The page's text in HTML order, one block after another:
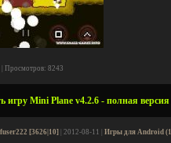
Просмотров: 8243
игру Mini Plane v4.2.6 - полная
[3626|10] | 2012-08-11 | Игры для Android